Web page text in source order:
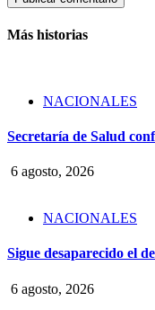
Más historias
NACIONALES
Secretaría de Salud
6 agosto, 2026
NACIONALES
Sigue desaparecido el
6 agosto, 2026